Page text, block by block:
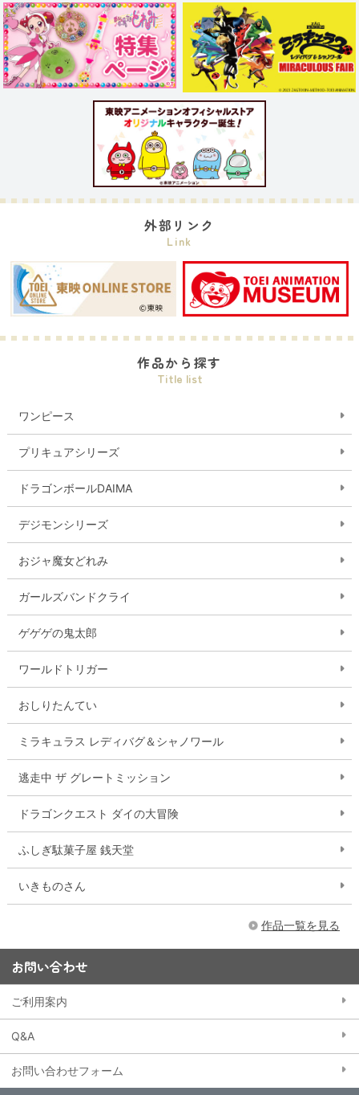
外部リンク
Link
作品から探す
Title list
ワンピース
プリキュアシリーズ
ドラゴンボールDAIMA
デジモンシリーズ
おジャ魔女どれみ
ガールズバンドクライ
ゲゲゲの鬼太郎
ワールドトリガー
おしりたんてい
ミラキュラス レディバグ＆シャノワール
逃走中 ザ グレートミッション
ドラゴンクエスト ダイの大冒険
ふしぎ駄菓子屋 銭天堂
いきものさん
作品一覧を見る
お問い合わせ
ご利用案内
Q&A
お問い合わせフォーム